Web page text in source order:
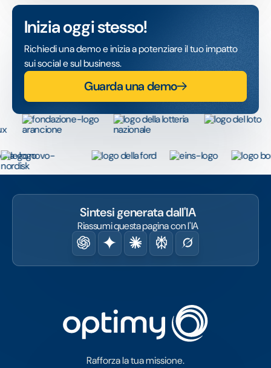
Inizia oggi stesso!
Richiedi una demo e inizia a potenziare il tuo impatto
sui social e sul business.
Guarda una demo
Sintesi generata dall'IA
Riassumi questa pagina con l'IA
Rafforza la tua missione.